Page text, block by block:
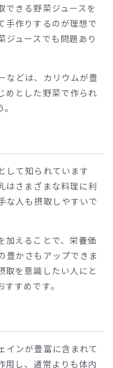
できる野菜ジュースを
手作りするのが理想で
ジュースでも問題あり
などは、カリウムが豊
めとした野菜で作られ
して知られています
はさまざまな料理に利
な人も摂取しやすいで
加えることで、栄養価
豊かさもアップできま
取を意識したい人にと
すめです。
インが豊富に含まれて
用し、通常よりも体内